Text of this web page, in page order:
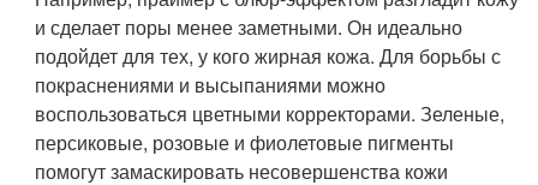
и сделает поры менее заметными. Он идеально
подойдет для тех, у кого жирная кожа. Для борьбы с
покраснениями и высыпаниями можно
воспользоваться цветными корректорами. Зеленые,
персиковые, розовые и фиолетовые пигменты
помогут замаскировать несовершенства кожи